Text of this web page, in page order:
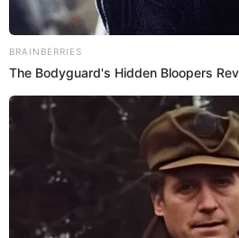
31 Ene 2025 | 8:24 h
‘El aroma viene del dolor’
Dónde ver el drama chino
La trama de Mónica, con sus 64
inicio. El aroma viene del dolor es una de
populares en TikTok.